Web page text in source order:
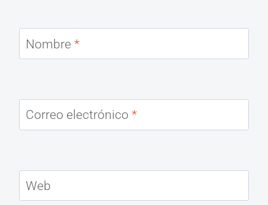
Nombre *
Correo electrónico *
Web